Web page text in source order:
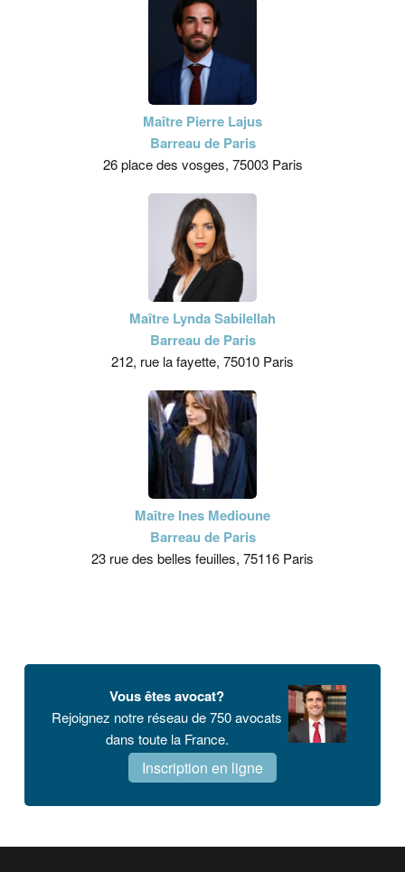
Maître Pierre Lajus
Barreau de Paris
26 place des vosges, 75003 Paris
Maître Lynda Sabilellah
Barreau de Paris
212, rue la fayette, 75010 Paris
Maître Ines Medioune
Barreau de Paris
23 rue des belles feuilles, 75116 Paris
Vous êtes avocat?
Rejoignez notre réseau de 750 avocats
dans toute la France.
Inscription en ligne